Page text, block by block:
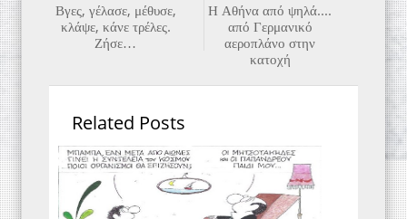
Η Αθήνα από ψηλά....
από Γερμανικό
αεροπλάνο στην
κατοχή
Βγες, γέλασε, μέθυσε,
κλάψε, κάνε τρέλες.
Ζήσε…
Related Posts